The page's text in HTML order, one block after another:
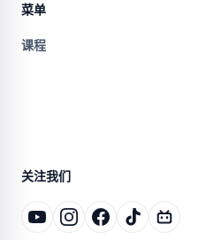
菜单
课程
关注我们